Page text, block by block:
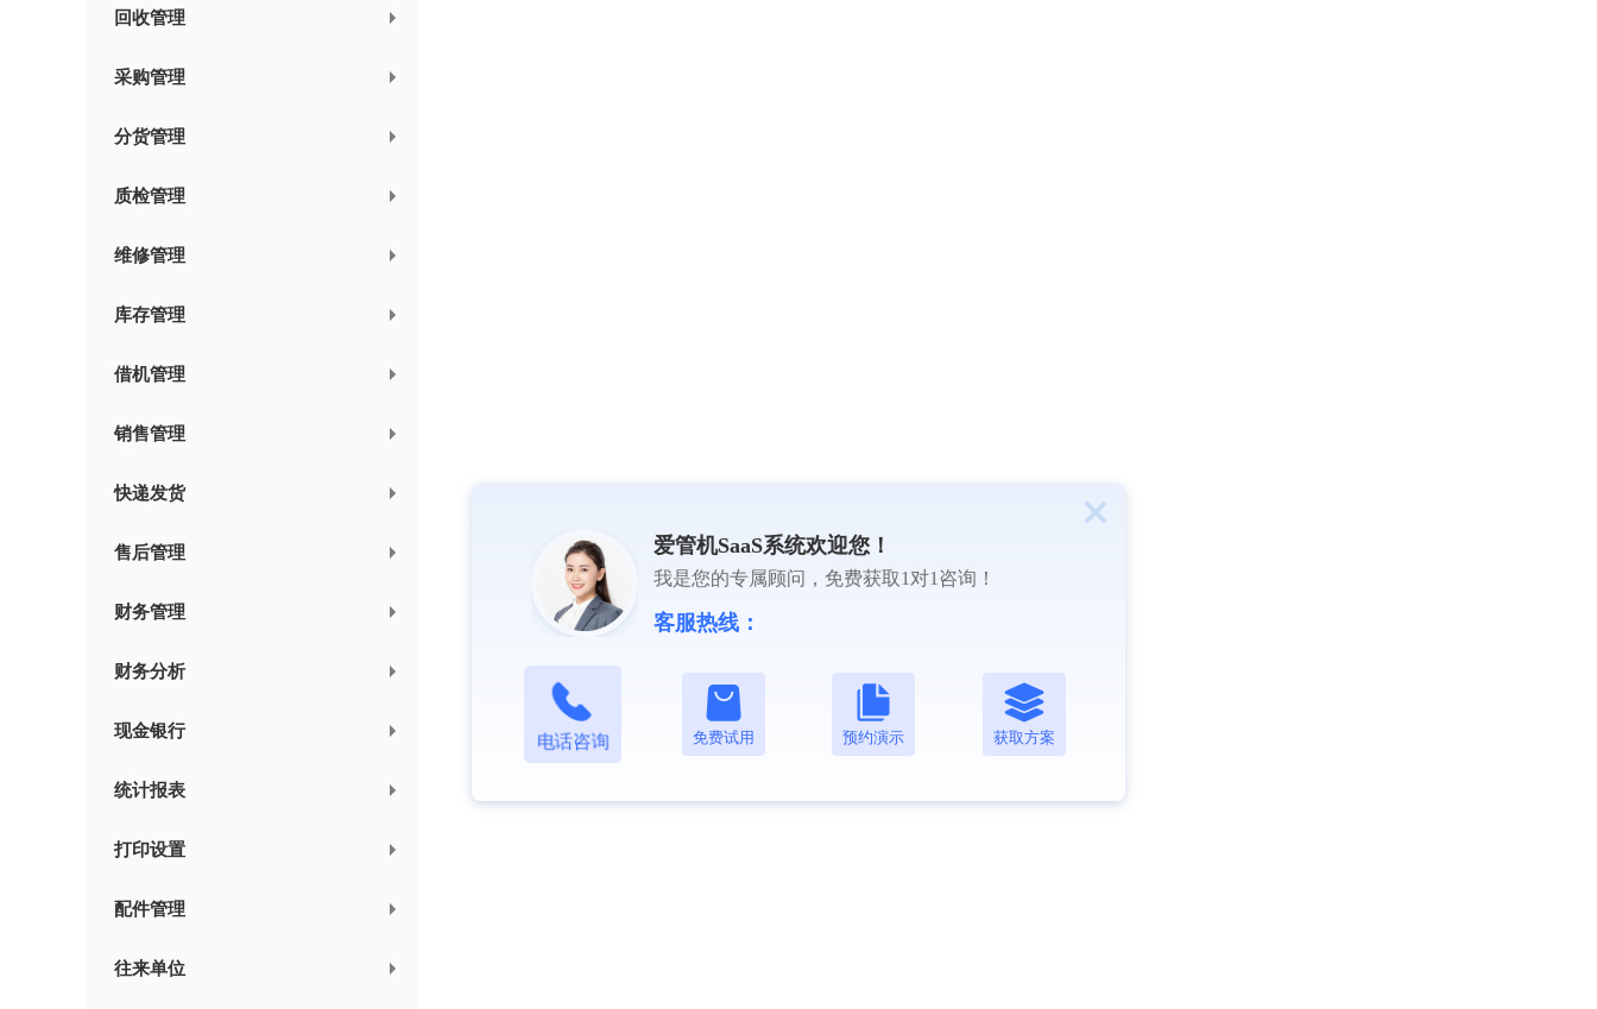
爱管机SaaS系统欢迎您！
我是您的专属顾问，免费获取1对1咨询！
客服热线：
电话咨询 免费试用 预约演示 获取方案
回收管理
采购管理
分货管理
质检管理
维修管理
库存管理
借机管理
销售管理
快递发货
售后管理
财务管理
财务分析
现金银行
统计报表
打印设置
配件管理
往来单位